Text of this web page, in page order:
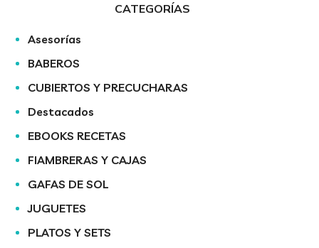
CATEGORÍAS
Asesorías
BABEROS
CUBIERTOS Y PRECUCHARAS
Destacados
EBOOKS RECETAS
FIAMBRERAS Y CAJAS
GAFAS DE SOL
JUGUETES
PLATOS Y SETS